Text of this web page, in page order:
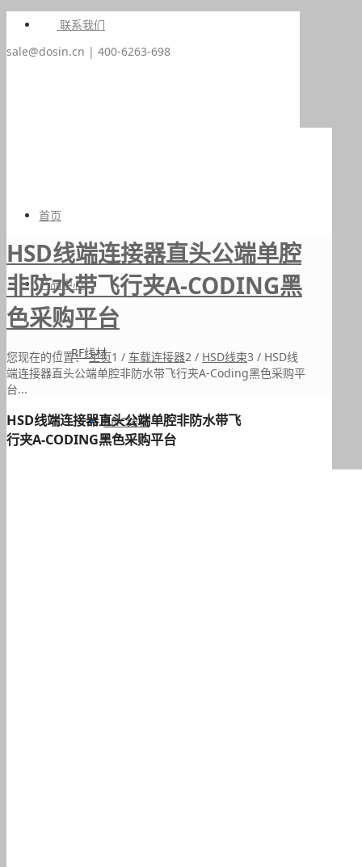
联系我们
sale@dosin.cn | 400-6263-698
首页
产品中心
RF线材
BNC线材
HSD线端连接器直头公端单腔
非防水带飞行夹A-CODING黑
色采购平台
您现在的位置： 主页1 / 车载连接器2 / HSD线束3 / HSD线
端连接器直头公端单腔非防水带飞行夹A-Coding黑色采购平
台...
HSD线端连接器直头公端单腔非防水带飞
行夹A-CODING黑色采购平台